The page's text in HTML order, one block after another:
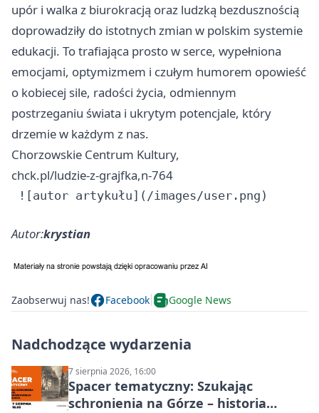
upór i walka z biurokracją oraz ludzką bezdusznością
doprowadziły do istotnych zmian w polskim systemie
edukacji. To trafiająca prosto w serce, wypełniona
emocjami, optymizmem i czułym humorem opowieść
o kobiecej sile, radości życia, odmiennym
postrzeganiu świata i ukrytym potencjale, który
drzemie w każdym z nas.
Chorzowskie Centrum Kultury,
chck.pl/ludzie-z-grajfka,n-764
Autor:krystian
Zaobserwuj nas! Facebook Google News
Nadchodzące wydarzenia
7 sierpnia 2026, 16:00
Spacer tematyczny: Szukając
schronienia na Górze – historia